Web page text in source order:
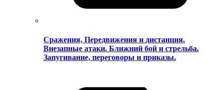
Сражения, Передвижения и дистанция.
Внезапные атаки. Ближний бой и стрельба.
Запугивание, переговоры и приказы.